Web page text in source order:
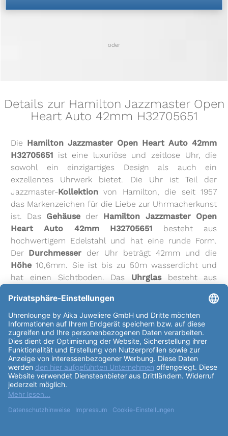
oder
Details zur Hamilton Jazzmaster Open
Heart Auto 42mm H32705651
Die Hamilton Jazzmaster Open Heart Auto 42mm
H32705651 ist eine luxuriöse und zeitlose Uhr, die
sowohl ein einzigartiges Design als auch ein
exzellentes Uhrwerk bietet. Die Uhr ist Teil der
Jazzmaster-Kollektion von Hamilton, die seit 1957
das Markenzeichen für die Liebe zur Uhrmacherkunst
ist. Das Gehäuse der Hamilton Jazzmaster Open
Heart Auto 42mm H32705651 besteht aus
hochwertigem Edelstahl und hat eine runde Form.
Der Durchmesser der Uhr beträgt 42mm und die
Höhe 10,6mm. Sie ist bis zu 50m wasserdicht und
hat einen Sichtboden. Das Uhrglasbesteht aus
aus 25 Steinen und ist ein Automatikaufzug. Es
basiert auf dem ETA C07.611Kaliberund hat einen
Durchmesservon 25,6mm sowie eineHöhevon
4,6mm. Es schwingt 28800 Halbschwingungen pro
Stunde und hat eine Gangreserve von bis zu 80h. Das
Zifferblattder Uhr ist silbern und hat arabische
Indexe. DasArmbandist aus Leder und in einem
hellblauen Ton gehalten. Es hat eine Faltschliesse
und einen Bandanstoß am
einen Bandanstoß an derSchließevon 20mm. Die